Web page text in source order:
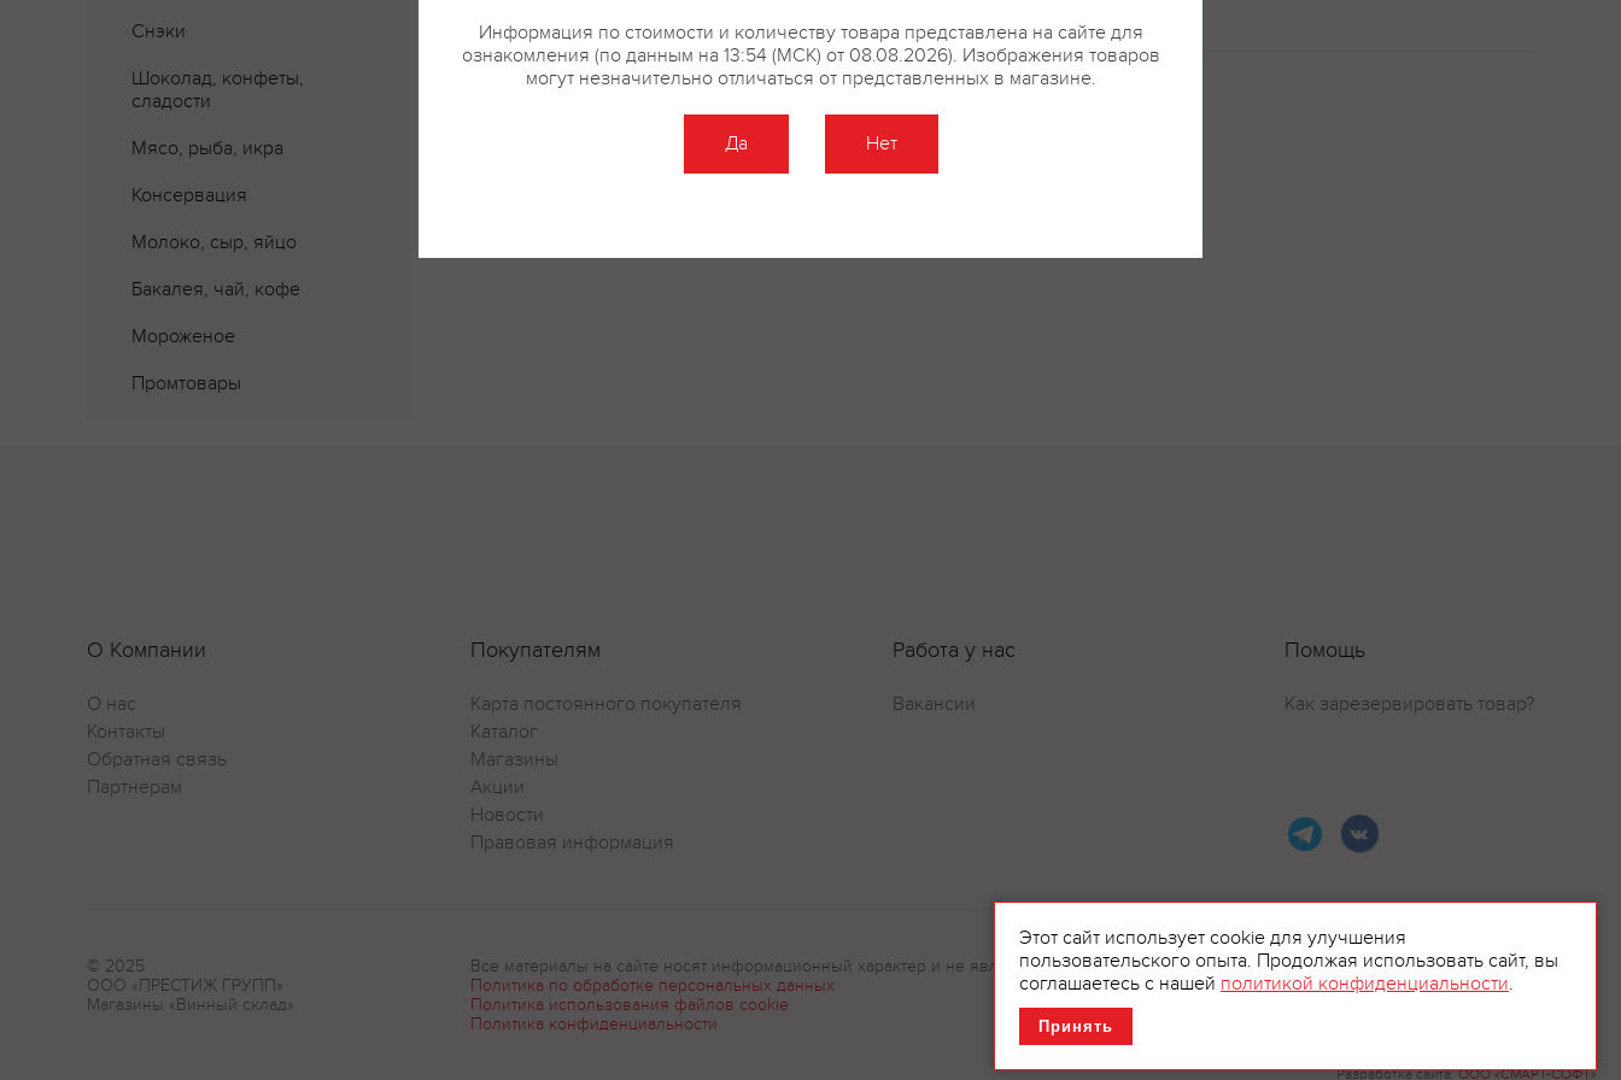
Снэки
Шоколад, конфеты,
сладости
Мясо, рыба, икра
Консервация
Молоко, сыр, яйцо
Бакалея, чай, кофе
Мороженое
Промтовары
Где купить? Описание Отзывы
Оставить отзыв
Разработка сайта:ООО «СМАРТ-СОФТ»
О Компании
О нас
Контакты
Обратная связь
Партнерам
Покупателям
Карта постоянного покупателя
Каталог
Магазины
Акции
Новости
Правовая информация
Работа у нас
Вакансии
Помощь
Как зарезервировать товар?
© 2025
ООО «ПРЕСТИЖ ГРУПП»
Магазины «Винный склад»
Все материалы на сайте носят информационный характер и не являются рекламой.
Политика по обработке персональных данных
Политика использования файлов cookie
Политика конфиденциальности
Этот сайт использует cookie для улучшения
пользовательского опыта. Продолжая использовать сайт, вы
соглашаетесь с нашей политикой конфиденциальности.
Принять
Информация по стоимости и количеству товара представлена на сайте для
ознакомления (по данным на 13:54 (МСК) от 08.08.2026). Изображения товаров
могут незначительно отличаться от представленных в магазине.
Да Нет